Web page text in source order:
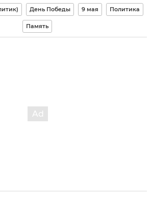
День Победы 9 мая Политика
Память